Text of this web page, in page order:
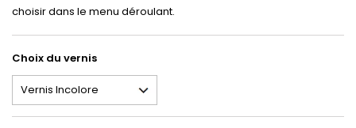
choisir dans le menu déroulant.
Choix du vernis